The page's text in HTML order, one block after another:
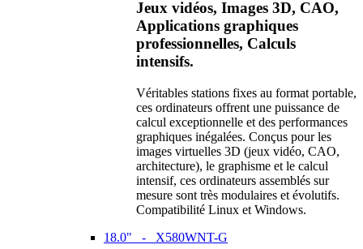
Jeux vidéos, Images 3D, CAO,
Applications graphiques
professionnelles, Calculs
intensifs.
Véritables stations fixes au format portable,
ces ordinateurs offrent une puissance de
calcul exceptionnelle et des performances
graphiques inégalées. Conçus pour les
images virtuelles 3D (jeux vidéo, CAO,
architecture), le graphisme et le calcul
intensif, ces ordinateurs assemblés sur
mesure sont très modulaires et évolutifs.
Compatibilité Linux et Windows.
18.0" - X580WNT-G